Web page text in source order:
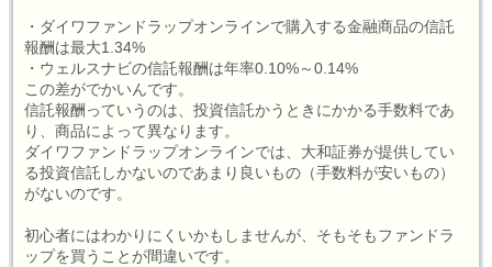
・ダイワファンドラップオンラインで購入する金融商品の信託
報酬は最大1.34%
・ウェルスナビの信託報酬は年率0.10%～0.14%
この差がでかいんです。
信託報酬っていうのは、投資信託かうときにかかる手数料であ
り、商品によって異なります。
ダイワファンドラップオンラインでは、大和証券が提供してい
る投資信託しかないのであまり良いもの（手数料が安いもの）
がないのです。
初心者にはわかりにくいかもしませんが、そもそもファンドラ
ップを買うことが間違いです。